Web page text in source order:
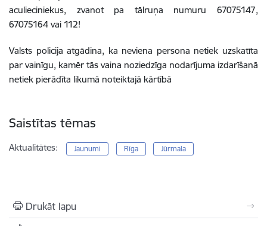
aculieciniekus, zvanot pa tālruņa numuru 67075147,
67075164 vai 112!
Valsts policija atgādina, ka neviena persona netiek uzskatīta
par vainīgu, kamēr tās vaina noziedzīga nodarījuma izdarīšanā
netiek pierādīta likumā noteiktajā kārtībā
Saistītas tēmas
Aktualitātes: Jaunumi Rīga Jūrmala
Drukāt lapu